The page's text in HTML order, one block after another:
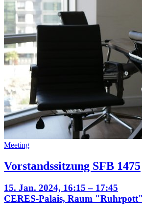
Meeting
Vorstandssitzung SFB 1475
15. Jan. 2024, 16:15 – 17:45
CERES-Palais, Raum